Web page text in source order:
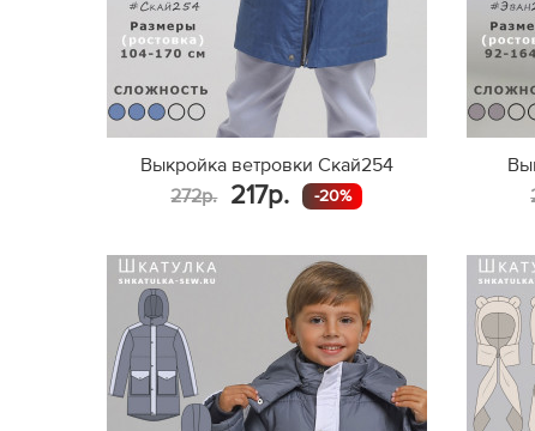
Выкройка ветровки Скай254
272р.
217р. -20%